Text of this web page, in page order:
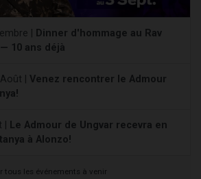
| Dinner d'hommage au Rav
10 ans déjà
| Venez rencontrer le Admour
Le Admour de Ungvar recevra en
à Alonzo!
tous les événements à venir